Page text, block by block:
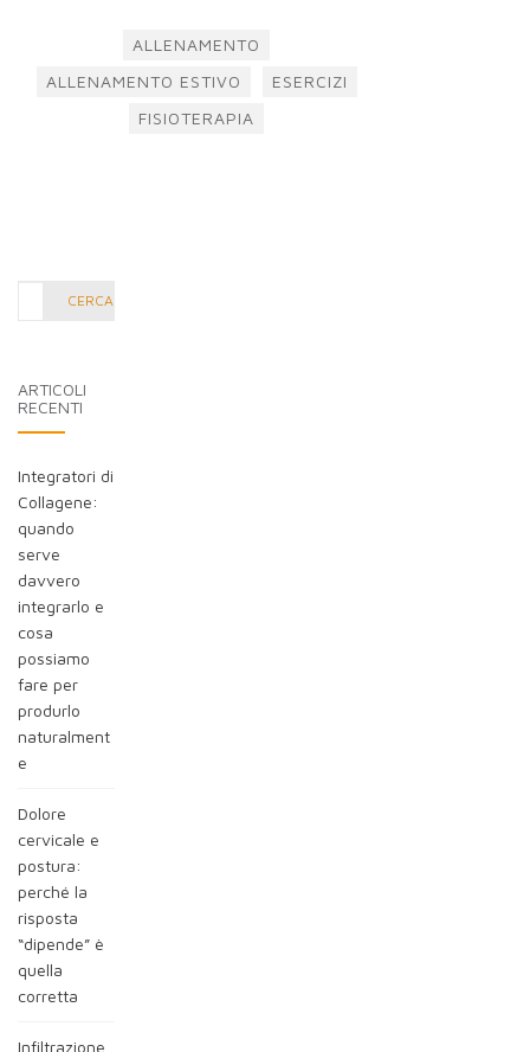
ALLENAMENTO
ALLENAMENTO ESTIVO
ESERCIZI
FISIOTERAPIA
CERCA
ARTICOLI
RECENTI
Integratori di
Collagene:
quando
serve
davvero
integrarlo e
cosa
possiamo
fare per
produrlo
naturalment
e
Dolore
cervicale e
postura:
perché la
risposta
“dipende” è
quella
corretta
Infiltrazione